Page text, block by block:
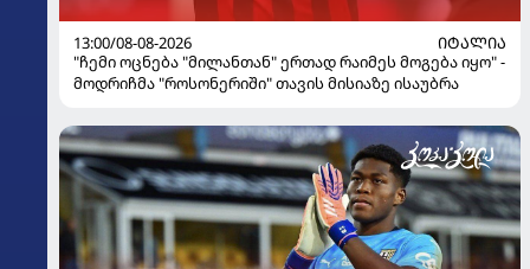
13:00/08-08-2026
ᲘᲢᲐᲚᲘᲐ
"ჩემი ოცნება "მილანთან" ერთად რაიმეს მოგება იყო" -
მოდრიჩმა "როსონერიში" თავის მისიაზე ისაუბრა